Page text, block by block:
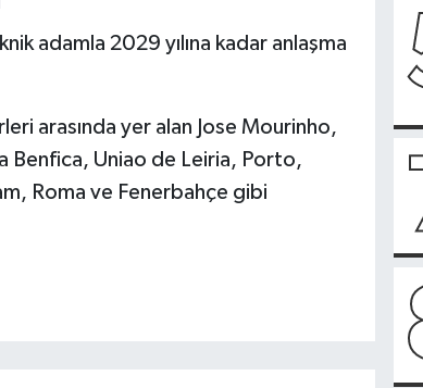
adamla 2029 yılına kadar anlaşma
arasında yer alan Jose Mourinho,
Benfica, Uniao de Leiria, Porto,
Roma ve Fenerbahçe gibi